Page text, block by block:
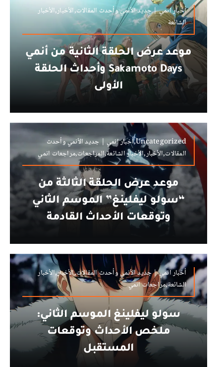
أخبار انمي | جديد الأنمي وأحدث المقالات,الأخبار,الأخبار
الشائعة
موعد عرض الحلقة الثانية من أنمي
Sakamoto Days وأحداث الحلقة
الأولى
Uncategorized,أخبار انمي | جديد الأنمي وأحدث
المقالات,الأخبار,الأخبار الشائعة,المراجعات,مراجعات انمي
موعد عرض الحلقة الثالثة من
“سولو ليفلينغ” الموسم الثاني
وتوقعات الأحداث القادمة
أخبار انمي | جديد الأنمي وأحدث المقالات,الأخبار,الأخبار
الشائعة,مراجعات انمي
سولو ليفلينغ الموسم الثاني:
ملخص الأحداث وتوقعات
المستقبل